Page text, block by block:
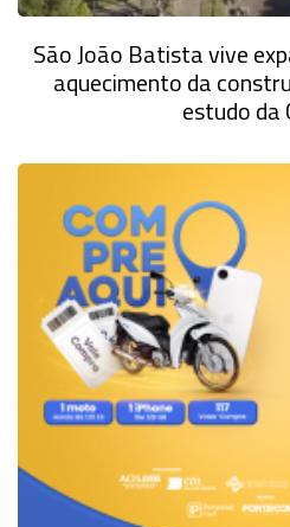
São João Batista vive
aquecimento da
estudo da